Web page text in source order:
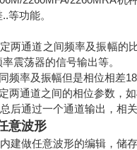
等功能。
两通道之间频率及振幅的
震荡器的信号输出等。
频率及振幅但是相位相差
两通道之间的相位参数，
后通过一个通道输出，相
意波形
建做任意波形的编辑，储